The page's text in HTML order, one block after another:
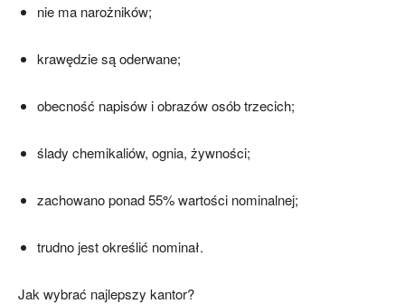
nie ma narożników;
krawędzie są oderwane;
obecność napisów i obrazów osób trzecich;
ślady chemikaliów, ognia, żywności;
zachowano ponad 55% wartości nominalnej;
trudno jest określić nominał.
Jak wybrać najlepszy kantor?